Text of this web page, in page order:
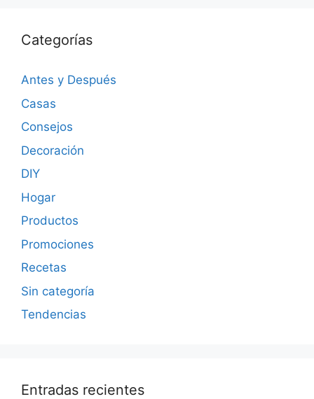
Categorías
Antes y Después
Casas
Consejos
Decoración
DIY
Hogar
Productos
Promociones
Recetas
Sin categoría
Tendencias
Entradas recientes